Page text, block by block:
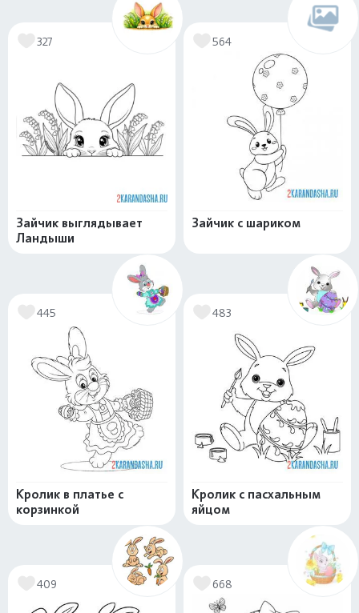
327
Зайчик выглядывает
Ландыши
564
Зайчик с шариком
445
Кролик в платье с
корзинкой
483
Кролик с пасхальным
яйцом
409 668